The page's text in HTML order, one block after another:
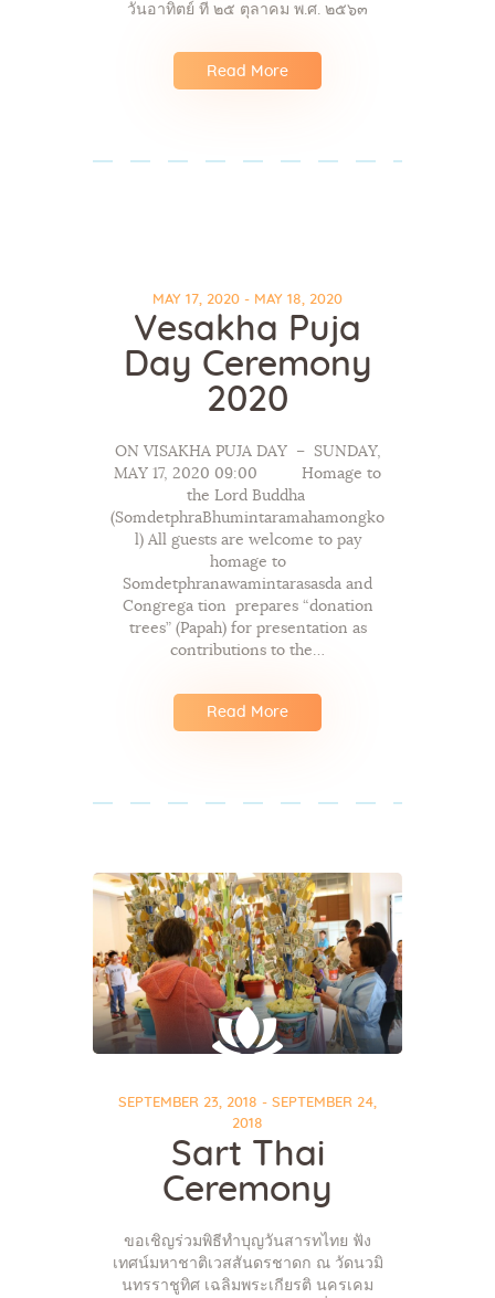
วันอาทิตย์ ที่ ๒๕ ตุลาคม พ.ศ. ๒๕๖๓
Read More
MAY 17, 2020 - MAY 18, 2020
Vesakha Puja
Day Ceremony
2020
ON VISAKHA PUJA DAY – SUNDAY,
MAY 17, 2020 09:00 Homage to
the Lord Buddha
(SomdetphraBhumintaramahamongko
l) All guests are welcome to pay
homage to
Somdetphranawamintarasasda and
Congrega tion prepares “donation
trees” (Papah) for presentation as
contributions to the…
Read More
SEPTEMBER 23, 2018 - SEPTEMBER 24,
2018
Sart Thai
Ceremony
ขอเชิญร่วมพิธีทำบุญวันสารทไทย ฟัง
เทศน์มหาชาติเวสสันดรชาดก ณ วัดนวมิ
นทรราชูทิศ เฉลิมพระเกียรติ นครเคม